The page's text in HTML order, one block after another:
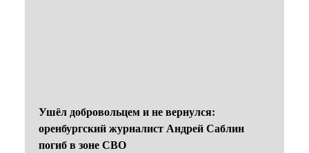
Ушёл добровольцем и не вернулся:
оренбургский журналист Андрей Саблин
погиб в зоне СВО